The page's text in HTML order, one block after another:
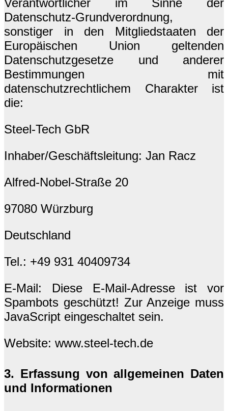
Verantwortlicher im Sinne der
Datenschutz-Grundverordnung,
sonstiger in den Mitgliedstaaten der
Europäischen Union geltenden
Datenschutzgesetze und anderer
Bestimmungen mit
datenschutzrechtlichem Charakter ist
die:
Steel-Tech GbR
Inhaber/Geschäftsleitung: Jan Racz
Alfred-Nobel-Straße 20
97080 Würzburg
Deutschland
Tel.: +49 931 40409734
E-Mail: Diese E-Mail-Adresse ist vor
Spambots geschützt! Zur Anzeige muss
JavaScript eingeschaltet sein.
Website: www.steel-tech.de
3. Erfassung von allgemeinen Daten
und Informationen